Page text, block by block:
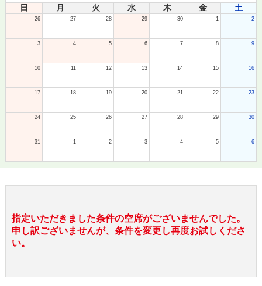
日
月 火 水 木 金 土
26 27 28 29 30 1 2
3 4 5 6 7 8 9
10 11 12 13 14 15 16
17 18 19 20 21 22 23
24 25 26 27 28 29 30
31 1 2 3 4 5 6
指定いただきました条件の空席がございませんでした。
申し訳ございませんが、条件を変更し再度お試しくださ
い。